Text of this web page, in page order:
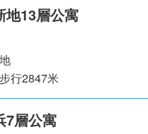
地13層公寓
行2847米
7層公寓